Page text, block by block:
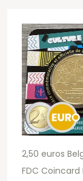
2,50 euros
FDC Coincard